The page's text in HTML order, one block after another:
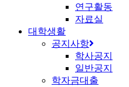
연구활동
자료실
대학생활
공지사항
학사공지
일반공지
학자금대출